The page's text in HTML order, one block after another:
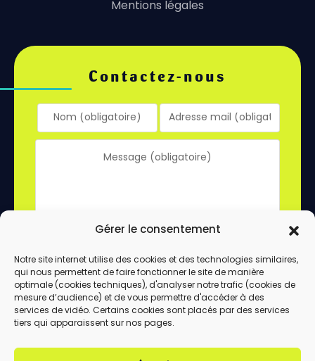
Gérer le consentement
Notre site internet utilise des cookies et des technologies similaires,
qui nous permettent de faire fonctionner le site de manière
optimale (cookies techniques), d'analyser notre trafic (cookies de
mesure d’audience) et de vous permettre d'accéder à des
services de vidéo. Certains cookies sont placés par des services
tiers qui apparaissent sur nos pages.
Mentions légales
Contactez-nous
En utilisant ce formulaire, vous acceptez le
stockage et le traitement de vos données
par ce site.